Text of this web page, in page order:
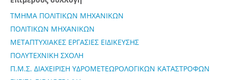
ΤΜΗΜΑ ΠΟΛΙΤΙΚΩΝ ΜΗΧΑΝΙΚΩΝ
ΠΟΛΙΤΙΚΩΝ ΜΗΧΑΝΙΚΩΝ
ΜΕΤΑΠΤΥΧΙΑΚΕΣ ΕΡΓΑΣΙΕΣ ΕΙΔΙΚΕΥΣΗΣ
ΠΟΛΥΤΕΧΝΙΚΗ ΣΧΟΛΗ
Π.Μ.Σ. ΔΙΑΧΕΙΡΙΣΗ ΥΔΡΟΜΕΤΕΩΡΟΛΟΓΙΚΩΝ ΚΑΤΑΣΤΡΟΦΩΝ